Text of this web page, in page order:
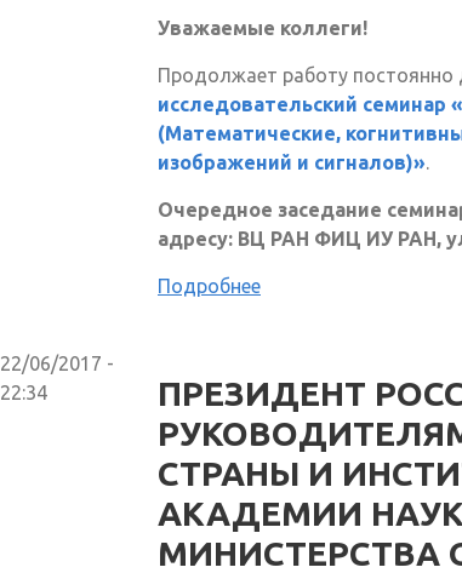
Уважаемые коллеги!
Продолжает работу
исследовательский семинар
(Математические,
изображений и сигналов)».
Очередное заседание
адресу: ВЦ РАН ФИЦ ИУ РАН,
Подробнее
22/06/2017 -
22:34
ПРЕЗИДЕНТ
СТРАНЫ И
АКАДЕМИИ
МИНИСТЕРСТВА